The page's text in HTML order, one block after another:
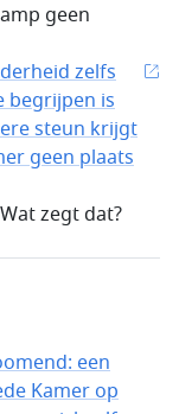
geen
zelfs
begrijpen is
steun krijgt
geen plaats
zegt dat?
een
Kamer op